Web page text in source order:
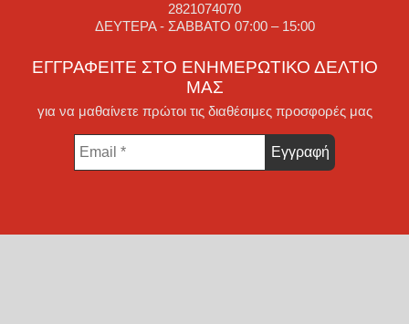
2821074070
ΔΕΥΤΈΡΑ - ΣΆΒΒΑΤΟ 07:00 – 15:00
ΕΓΓΡΑΦΕΊΤΕ ΣΤΟ ΕΝΗΜΕΡΩΤΙΚΌ ΔΕΛΤΊΟ
ΜΑΣ
για να μαθαίνετε πρώτοι τις διαθέσιμες προσφορές μας
Email